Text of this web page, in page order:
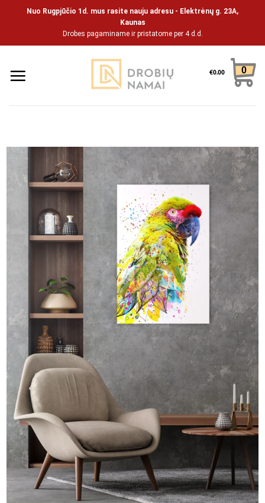
Nuo Rugpjūčio 1d. mus rasite nauju adresu - Elektrėnų g. 23A,
Kaunas
Drobes pagaminame ir pristatome per 4 d.d.
€0.00 0